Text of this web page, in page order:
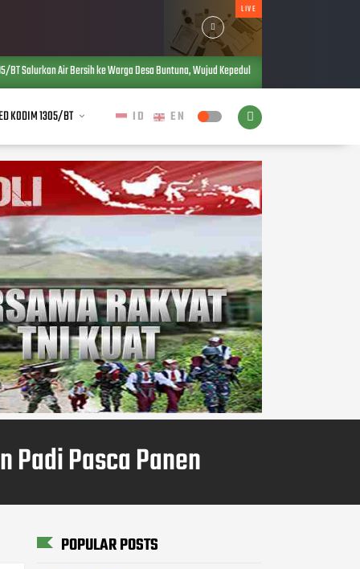
LIVE
ke Warga Desa Buntuna, Wujud Kepedulian TNI terhadap Kebutuhan Dasar Masyarakat
KODIM 1305/BT
Padi Pasca Panen
POPULAR POSTS